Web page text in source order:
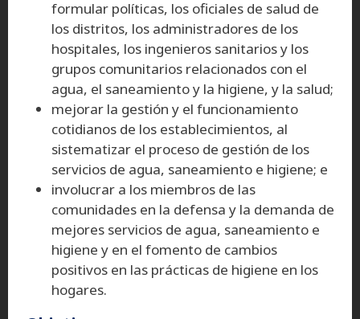
formular políticas, los oficiales de salud de
los distritos, los administradores de los
hospitales, los ingenieros sanitarios y los
grupos comunitarios relacionados con el
agua, el saneamiento y la higiene, y la salud;
mejorar la gestión y el funcionamiento
cotidianos de los establecimientos, al
sistematizar el proceso de gestión de los
servicios de agua, saneamiento e higiene; e
involucrar a los miembros de las
comunidades en la defensa y la demanda de
mejores servicios de agua, saneamiento e
higiene y en el fomento de cambios
positivos en las prácticas de higiene en los
hogares.